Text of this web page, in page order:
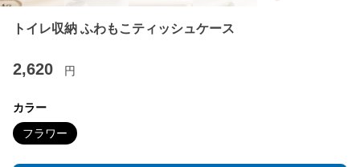
トイレ収納 ふわもこティッシュケース
2,620 円
カラー
フラワー